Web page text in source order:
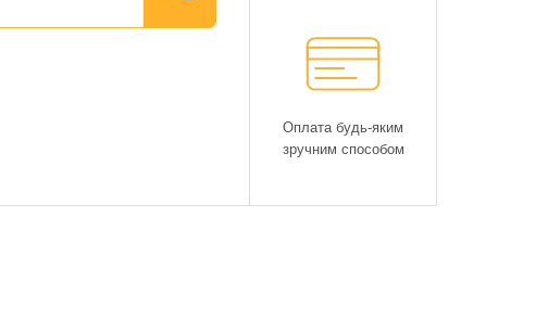
Оплата будь-яким
зручним способом